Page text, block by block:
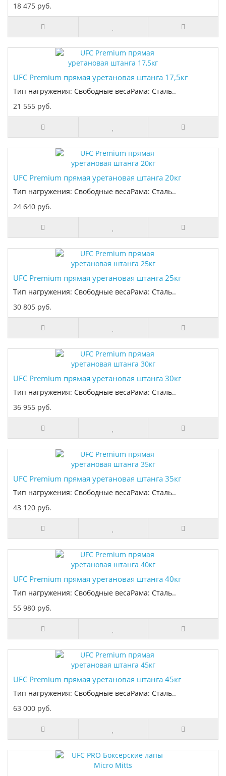
18 475 руб.
UFC Premium прямая уретановая штанга 17,5кг
Тип нагружения: Свободные весаРама: Сталь..
21 555 руб.
UFC Premium прямая уретановая штанга 20кг
Тип нагружения: Свободные весаРама: Сталь..
24 640 руб.
UFC Premium прямая уретановая штанга 25кг
Тип нагружения: Свободные весаРама: Сталь..
30 805 руб.
UFC Premium прямая уретановая штанга 30кг
Тип нагружения: Свободные весаРама: Сталь..
36 955 руб.
UFC Premium прямая уретановая штанга 35кг
Тип нагружения: Свободные весаРама: Сталь..
43 120 руб.
UFC Premium прямая уретановая штанга 40кг
Тип нагружения: Свободные весаРама: Сталь..
55 980 руб.
UFC Premium прямая уретановая штанга 45кг
Тип нагружения: Свободные весаРама: Сталь..
63 000 руб.